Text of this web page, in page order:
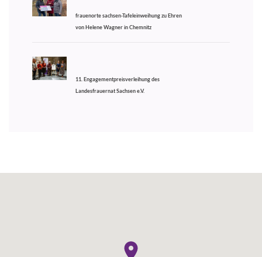
frauenorte sachsen-Tafeleinweihung zu Ehren
von Helene Wagner in Chemnitz
11. Engagementpreisverleihung des
Landesfrauernat Sachsen e.V.